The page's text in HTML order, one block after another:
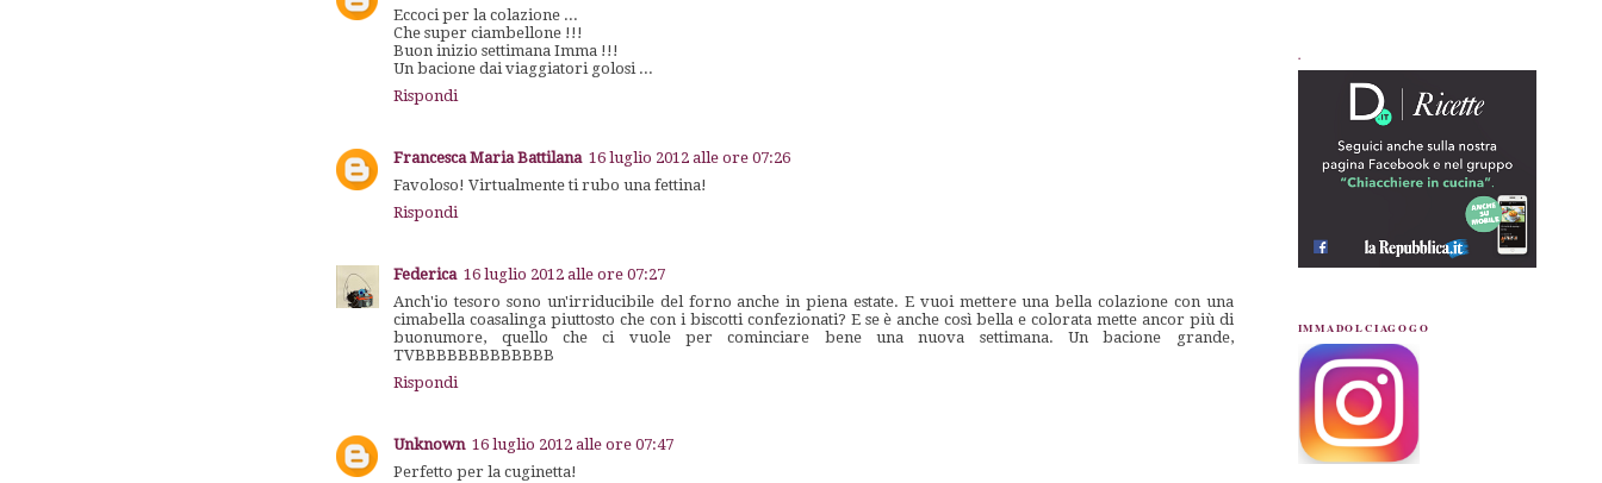
Eccoci per la colazione ...
Che super ciambellone !!!
Buon inizio settimana Imma !!!
Un bacione dai viaggiatori golosi ...
Rispondi
Francesca Maria Battilana 16 luglio 2012 alle ore 07:26
Favoloso! Virtualmente ti rubo una fettina!
Rispondi
Federica 16 luglio 2012 alle ore 07:27
Anch'io tesoro sono un'irriducibile del forno anche in piena estate. E vuoi mettere una bella colazione con una
cimabella coasalinga piuttosto che con i biscotti confezionati? E se è anche così bella e colorata mette ancor più di
buonumore, quello che ci vuole per cominciare bene una nuova settimana. Un bacione grande,
TVBBBBBBBBBBBBB
Rispondi
Unknown 16 luglio 2012 alle ore 07:47
Perfetto per la cuginetta!
.
IMMADOLCIAGOGO